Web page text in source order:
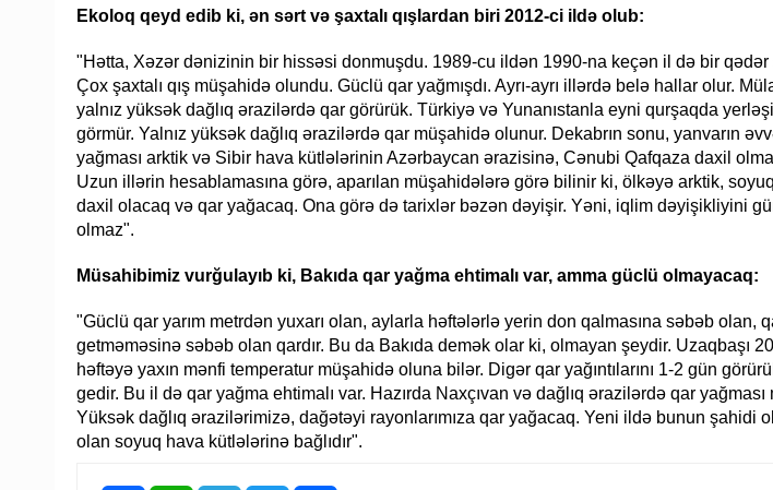
Ekoloq qeyd edib ki, ən sərt və şaxtalı qışlardan biri 2012-ci ildə olub:
"Hətta, Xəzər dənizinin bir hissəsi donmuşdu. 1989-cu ildən 1990-na keçən il də bir
Çox şaxtalı qış müşahidə olundu. Güclü qar yağmışdı. Ayrı-ayrı illərdə belə hallar olur.
yalnız yüksək dağlıq ərazilərdə qar görürük. Türkiyə və Yunanıstanla eyni qurşaqda
görmür. Yalnız yüksək dağlıq ərazilərdə qar müşahidə olunur. Dekabrın sonu, yanvarın
yağması arktik və Sibir hava kütlələrinin Azərbaycan ərazisinə, Cənubi Qafqaza daxil
Uzun illərin hesablamasına görə, aparılan müşahidələrə görə bilinir ki, ölkəyə arktik,
daxil olacaq və qar yağacaq. Ona görə də tarixlər bəzən dəyişir. Yəni, iqlim dəyişikliyini
olmaz".
Müsahibimiz vurğulayıb ki, Bakıda qar yağma ehtimalı var, amma güclü olmayacaq:
"Güclü qar yarım metrdən yuxarı olan, aylarla həftələrlə yerin don qalmasına səbəb olan,
getməməsinə səbəb olan qardır. Bu da Bakıda demək olar ki, olmayan şeydir. Uzaqbaşı
həftəyə yaxın mənfi temperatur müşahidə oluna bilər. Digər qar yağıntılarını 1-2 gün
gedir. Bu il də qar yağma ehtimalı var. Hazırda Naxçıvan və dağlıq ərazilərdə qar
Yüksək dağlıq ərazilərimizə, dağətəyi rayonlarımıza qar yağacaq. Yeni ildə bunun şahidi
olan soyuq hava kütlələrinə bağlıdır".